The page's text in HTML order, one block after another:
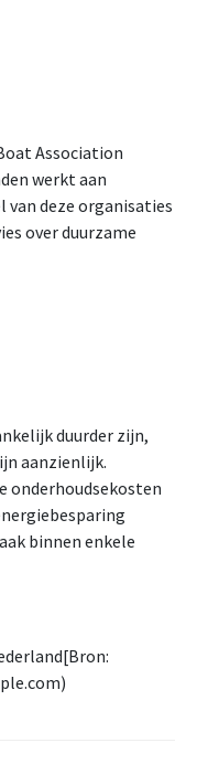
Association
werkt aan
van deze organisaties
over duurzame
duurder zijn,
aanzienlijk.
onderhoudsekosten
binnen enkele